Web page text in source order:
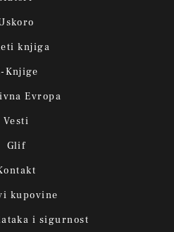
knjiga
Knjige
Evropa
Vesti
Glif
kupovine
i sigurnost